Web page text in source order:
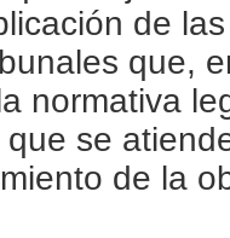
de
que,
normativa
se
de la